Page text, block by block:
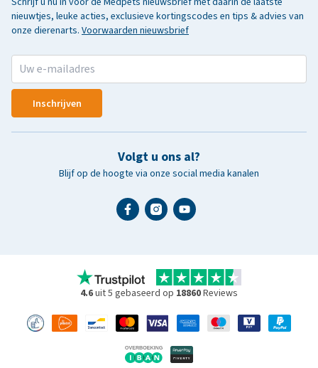
nieuwtjes, leuke acties, exclusieve kortingscodes en tips & advies van
onze dierenarts. Voorwaarden nieuwsbrief
Inschrijven
Volgt u ons al?
Blijf op de hoogte via onze social media kanalen
4.6uit 5 gebaseerd op 18860Reviews